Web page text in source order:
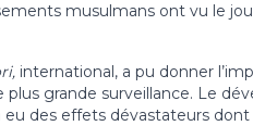
musulmans ont vu le
international, a pu donner
grande surveillance. Le
des effets dévastateurs